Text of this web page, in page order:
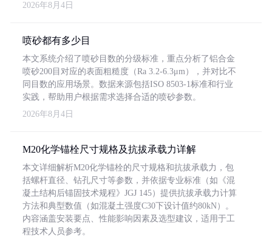
2026年8月4日
喷砂都有多少目
本文系统介绍了喷砂目数的分级标准，重点分析了铝合金
喷砂200目对应的表面粗糙度（Ra 3.2-6.3μm），并对比不
同目数的应用场景。数据来源包括ISO 8503-1标准和行业
实践，帮助用户根据需求选择合适的喷砂参数。
2026年8月4日
M20化学锚栓尺寸规格及抗拔承载力详解
本文详细解析M20化学锚栓的尺寸规格和抗拔承载力，包
括螺杆直径、钻孔尺寸等参数，并依据专业标准（如《混
凝土结构后锚固技术规程》JGJ 145）提供抗拔承载力计算
方法和典型数值（如混凝土强度C30下设计值约80kN）。
内容涵盖安装要点、性能影响因素及选型建议，适用于工
程技术人员参考。